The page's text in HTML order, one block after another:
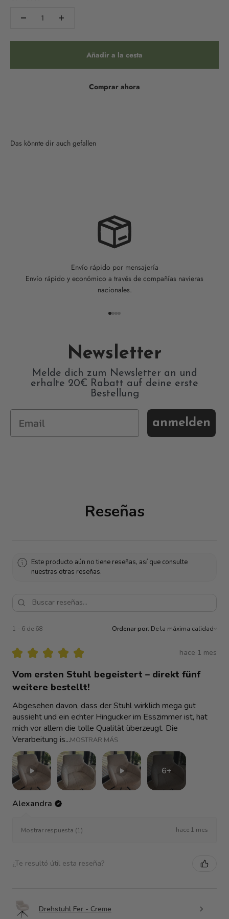
Añadir a la cesta
Comprar ahora
Envío rápido por mensajería
Envío rápido y económico a través de compañías navieras
nacionales.
Ir al artículo 1
Ir al artículo 2
Ir al artículo 3
Ir al artículo 4
Newsletter
Melde dich zum Newsletter an und
erhalte 20€ Rabatt auf deine erste
Bestellung
anmelden
Reseñas
Este producto aún no tiene reseñas, así que consulte
nuestras otras reseñas.
1 - 6 de 68 Ordenar por:
★ ★ ★ ★ ★ hace 1 mes
Vom ersten Stuhl begeistert – direkt fünf
weitere bestellt!
Abgesehen davon, dass der Stuhl wirklich mega gut
aussieht und ein echter Hingucker im Esszimmer ist, hat
mich vor allem die tolle Qualität überzeugt. Die
Verarbeitung is...MOSTRAR MÁS
6+
Alexandra
Mostrar respuesta (1) hace 1 mes
¿Te resultó útil esta reseña?
Drehstuhl Fer - Creme